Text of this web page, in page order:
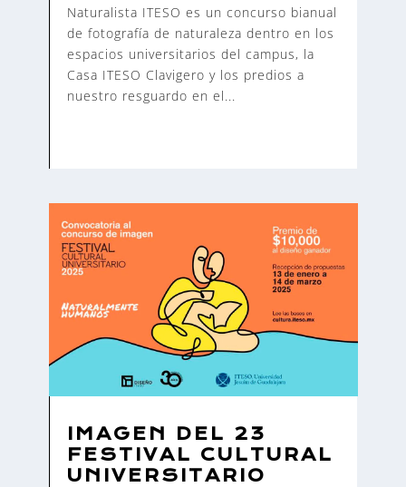
Naturalista ITESO es un concurso bianual
de fotografía de naturaleza dentro en los
espacios universitarios del campus, la
Casa ITESO Clavigero y los predios a
nuestro resguardo en el...
IMAGEN DEL 23
FESTIVAL CULTURAL
UNIVERSITARIO